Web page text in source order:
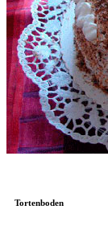
Tortenboden